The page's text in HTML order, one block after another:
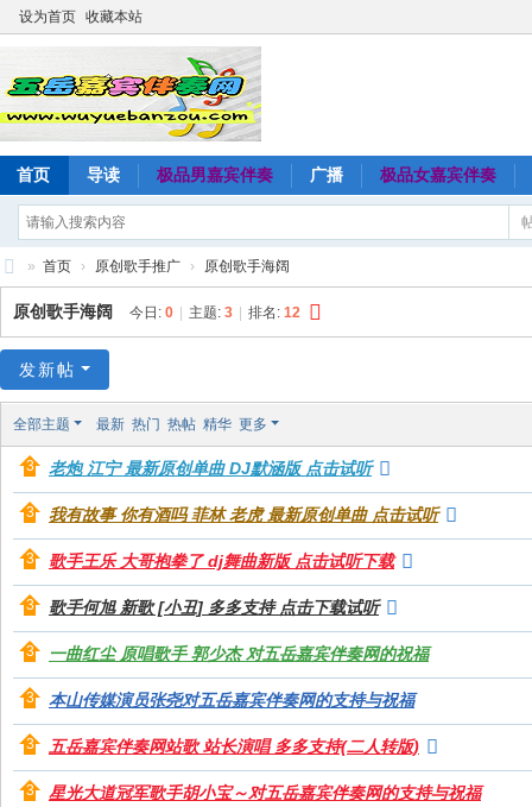
设为首页 收藏本站
首页 导读 极品男嘉宾伴奏 广播 极品女嘉宾伴奏
五
岳
宾
～
宾
» 首页 › 原创歌手推广 › 原创歌手海阔
原创歌手海阔 今日: 0 主题: 3 排名: 12
发新帖
全部主题 最新 热门 热帖 精华 更多
老炮 江宁 最新原创单曲 DJ默涵版 点击试听
我有故事 你有酒吗 菲林 老虎 最新原创单曲 点击试听
歌手王乐 大哥抱拳了 dj舞曲新版 点击试听下载
歌手何旭 新歌 [小丑] 多多支持 点击下载试听
一曲红尘 原唱歌手 郭少杰 对五岳嘉宾伴奏网的祝福
本山传媒演员张尧对五岳嘉宾伴奏网的支持与祝福
五岳嘉宾伴奏网站歌 站长演唱 多多支持(二人转版)
星光大道冠军歌手胡小宝～对五岳嘉宾伴奏网的支持与祝福